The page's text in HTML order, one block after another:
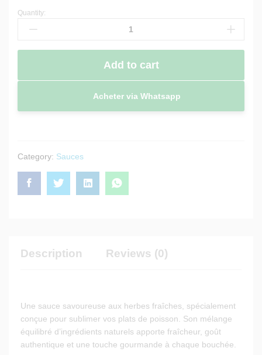
Sauce
verte
quantity
Quantity:
Add to cart
Acheter via Whatsapp
Category: Sauces
Description Reviews (0)
Une sauce savoureuse aux herbes fraîches, spécialement
conçue pour sublimer vos plats de poisson. Son mélange
équilibré d’ingrédients naturels apporte fraîcheur, goût
authentique et une touche gourmande à chaque bouchée.